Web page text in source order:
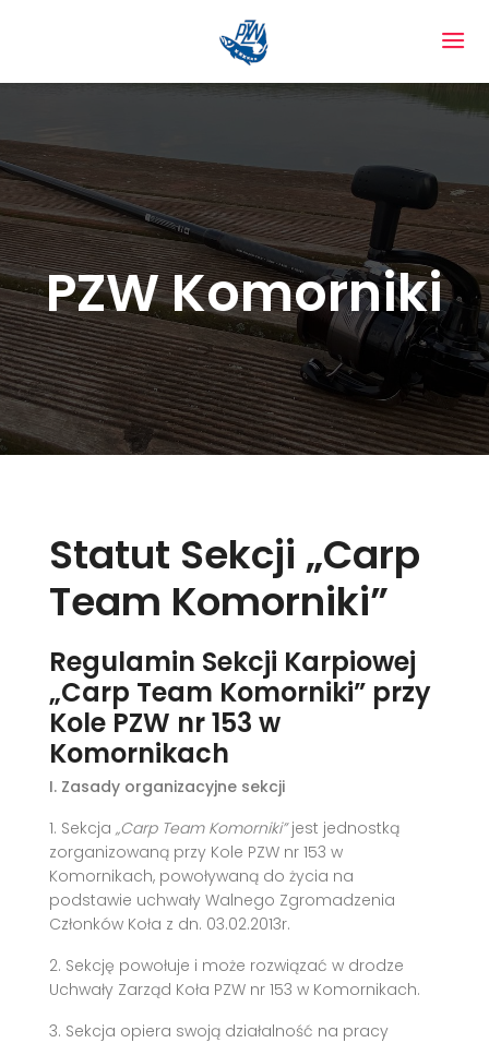
PZW Komorniki
Statut Sekcji „Carp
Team Komorniki”
Regulamin Sekcji Karpiowej
„Carp Team Komorniki” przy
Kole PZW nr 153 w
Komornikach
I. Zasady organizacyjne sekcji
1. Sekcja „Carp Team Komorniki”jest jednostką
zorganizowaną przy Kole PZW nr 153 w
Komornikach, powoływaną do życia na
podstawie uchwały Walnego Zgromadzenia
Członków Koła z dn. 03.02.2013r.
2. Sekcję powołuje i może rozwiązać w drodze
Uchwały Zarząd Koła PZW nr 153 w Komornikach.
3. Sekcja opiera swoją działalność na pracy